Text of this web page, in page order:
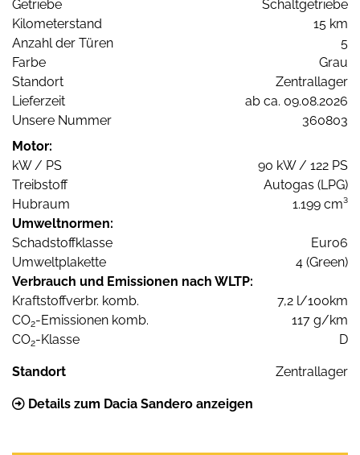
Getriebe
Schaltgetriebe
Kilometerstand
15 km
Anzahl der Türen
5
Farbe
Grau
Standort
Zentrallager
Lieferzeit
ab ca. 09.08.2026
Unsere Nummer
360803
Motor:
kW / PS
90 kW / 122 PS
Treibstoff
Autogas (LPG)
Hubraum
1.199 cm³
Umweltnormen:
Schadstoffklasse
Euro6
Umweltplakette
4 (Green)
Verbrauch und Emissionen nach WLTP:
Kraftstoffverbr. komb.
7,2 l/100km
CO2-Emissionen komb.
117 g/km
CO2-Klasse D
Standort Zentrallager
Details zum Dacia Sandero anzeigen